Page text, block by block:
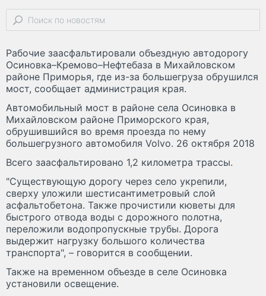
Рабочие заасфальтировали объездную автодорогу
Осиновка–Кремово–Нефтебаза в Михайловском
районе Приморья, где из-за большегруза обрушился
мост, сообщает администрация края.
Автомобильный мост в районе села Осиновка в
Михайловском районе Приморского края,
обрушившийся во время проезда по нему
большегрузного автомобиля Volvo. 26 октября 2018
Всего заасфальтировано 1,2 километра трассы.
"Существующую дорогу через село укрепили,
сверху уложили шестисантиметровый слой
асфальтобетона. Также прочистили кюветы для
быстрого отвода воды с дорожного полотна,
переложили водопропускные трубы. Дорога
выдержит нагрузку большого количества
транспорта", – говорится в сообщении.
Также на временном объезде в селе Осиновка
установили освещение.